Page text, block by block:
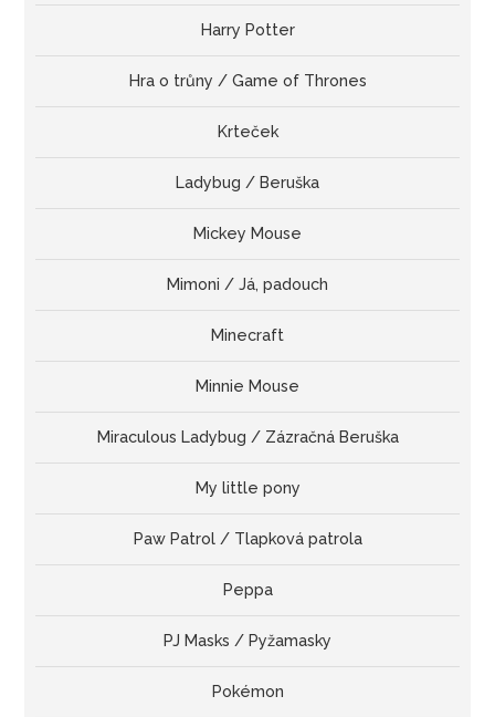
Harry Potter
Hra o trůny / Game of Thrones
Krteček
Ladybug / Beruška
Mickey Mouse
Mimoni / Já, padouch
Minecraft
Minnie Mouse
Miraculous Ladybug / Zázračná Beruška
My little pony
Paw Patrol / Tlapková patrola
Peppa
PJ Masks / Pyžamasky
Pokémon